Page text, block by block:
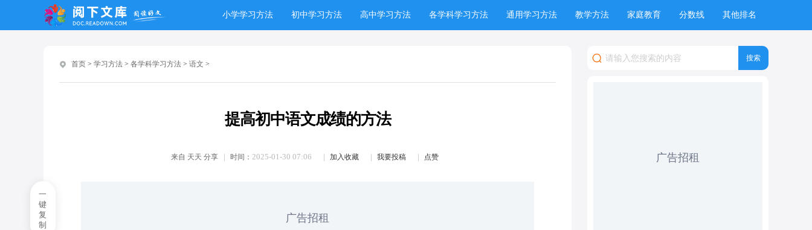
小学学习方法 初中学习方法 高中学习方法 各学科学习方法 通用学习方法 教学方法 家庭教育 分数线 其他排名
首页 > 学习方法 > 各学科学习方法 > 语文 >
提高初中语文成绩的方法
来自 天天 分享 时间： 2025-01-30 07:06 加入收藏 我要投稿 点赞
广告招租
广告招租
高中关于宽容的议论文5篇
2026高考全国2卷语文试题及答
一
键
复
制